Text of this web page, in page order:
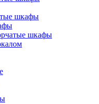
шкафы
шкафы